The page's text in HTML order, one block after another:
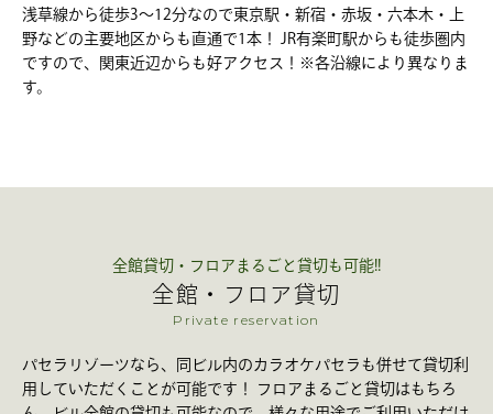
浅草線から徒歩3～12分なので東京駅・新宿・赤坂・六本木・上
野などの主要地区からも直通で1本！ JR有楽町駅からも徒歩圏内
ですので、関東近辺からも好アクセス！ ※各沿線により異なりま
す。
全館貸切・フロアまるごと貸切も可能!!
全館・フロア貸切
Private reservation
パセラリゾーツなら、同ビル内のカラオケパセラも併せて貸切利
用していただくことが可能です！ フロアまるごと貸切はもちろ